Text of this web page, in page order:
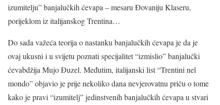
izumitelju” banjalučkih ćevapa – mesaru Đovaniju Klaseru,
porijeklom iz italijanskog Trentina…
Do sada važeća teorija o nastanku banjalučkih ćevapa je da je
ovaj ukusni i u svijetu poznati specijalitet “izmislio” banjalučki
ćevabdžija Mujo Đuzel. Međutim, italijanski list “Trentini nel
mondo” objavio je prije nekoliko dana nevjerovatnu priču o tome
kako je pravi “izumitelj” jedinstvenih banjalučkih ćevapa u stvari